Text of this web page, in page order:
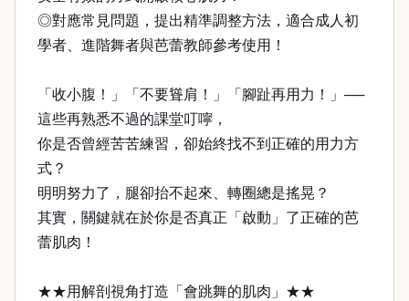
◎對應常見問題，提出精準調整方法，適合成人初
學者、進階舞者與芭蕾教師參考使用！
「收小腹！」「不要聳肩！」「腳趾再用力！」──
這些再熟悉不過的課堂叮嚀，
你是否曾經苦苦練習，卻始終找不到正確的用力方
式？
明明努力了，腿卻抬不起來、轉圈總是搖晃？
其實，關鍵就在於你是否真正「啟動」了正確的芭
蕾肌肉！
★★用解剖視角打造「會跳舞的肌肉」★★